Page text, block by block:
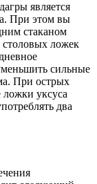
является
При этом вы
стаканом
ложек
сильные
При острых
уксуса
два